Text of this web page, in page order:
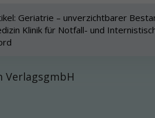
Geriatrie – unverzichtbarer
Klinik für Notfall- und
VerlagsgmbH